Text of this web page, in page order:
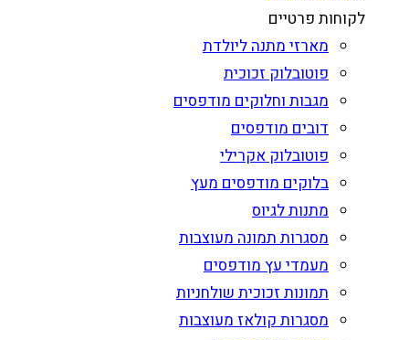
לקוחות פרטיים
מארזי מתנה ליולדת
פוטובלוק זכוכית
מגבות וחלוקים מודפסים
דובים מודפסים
פוטובלוק אקרילי
בלוקים מודפסים מעץ
מתנות לגיוס
מסגרות תמונה מעוצבות
מעמדי עץ מודפסים
תמונות זכוכית שולחניות
מסגרות קולאז מעוצבות